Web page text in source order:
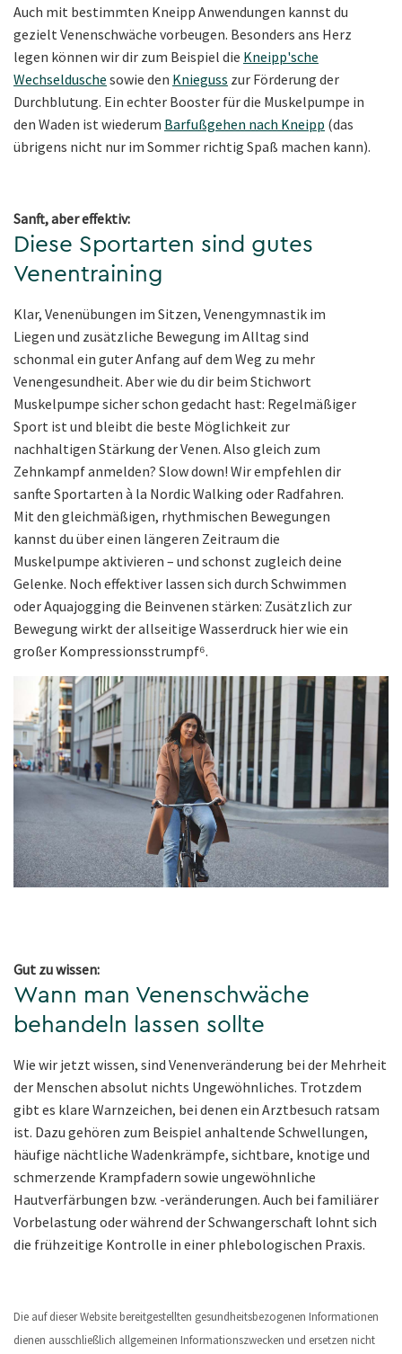
Auch mit bestimmten Kneipp Anwendungen kannst du
gezielt Venenschwäche vorbeugen. Besonders ans Herz
legen können wir dir zum Beispiel die Kneipp'sche
Wechseldusche sowie den Knieguss zur Förderung der
Durchblutung. Ein echter Booster für die Muskelpumpe in
den Waden ist wiederum Barfußgehen nach Kneipp (das
übrigens nicht nur im Sommer richtig Spaß machen kann).
Sanft, aber effektiv:
Diese Sportarten sind gutes
Venentraining
Klar, Venenübungen im Sitzen, Venengymnastik im
Liegen und zusätzliche Bewegung im Alltag sind
schonmal ein guter Anfang auf dem Weg zu mehr
Venengesundheit. Aber wie du dir beim Stichwort
Muskelpumpe sicher schon gedacht hast: Regelmäßiger
Sport ist und bleibt die beste Möglichkeit zur
nachhaltigen Stärkung der Venen. Also gleich zum
Zehnkampf anmelden? Slow down! Wir empfehlen dir
sanfte Sportarten à la Nordic Walking oder Radfahren.
Mit den gleichmäßigen, rhythmischen Bewegungen
kannst du über einen längeren Zeitraum die
Muskelpumpe aktivieren – und schonst zugleich deine
Gelenke. Noch effektiver lassen sich durch Schwimmen
oder Aquajogging die Beinvenen stärken: Zusätzlich zur
Bewegung wirkt der allseitige Wasserdruck hier wie ein
großer Kompressionsstrumpf⁶.
Gut zu wissen:
Wann man Venenschwäche
behandeln lassen sollte
Wie wir jetzt wissen, sind Venenveränderung bei der Mehrheit
der Menschen absolut nichts Ungewöhnliches. Trotzdem
gibt es klare Warnzeichen, bei denen ein Arztbesuch ratsam
ist. Dazu gehören zum Beispiel anhaltende Schwellungen,
häufige nächtliche Wadenkrämpfe, sichtbare, knotige und
schmerzende Krampfadern sowie ungewöhnliche
Hautverfärbungen bzw. -veränderungen. Auch bei familiärer
Vorbelastung oder während der Schwangerschaft lohnt sich
die frühzeitige Kontrolle in einer phlebologischen Praxis.
Die auf dieser Website bereitgestellten gesundheitsbezogenen Informationen
dienen ausschließlich allgemeinen Informationszwecken und ersetzen nicht